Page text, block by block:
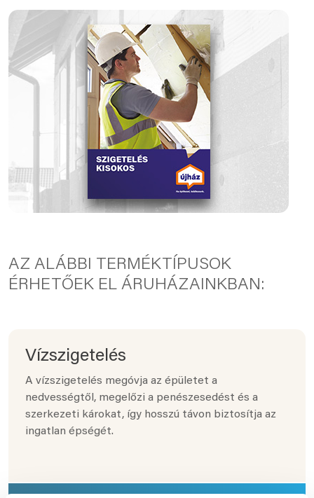
AZ ALÁBBI TERMÉKTÍPUSOK
ÉRHETŐEK EL ÁRUHÁZAINKBAN:
Vízszigetelés
A vízszigetelés megóvja az épületet a
nedvességtől, megelőzi a penészesedést és a
szerkezeti károkat, így hosszú távon biztosítja az
ingatlan épségét.